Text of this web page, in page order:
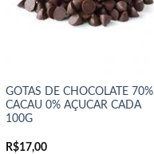
GOTAS DE CHOCOLATE 70%
CACAU 0% AÇUCAR CADA
100G
R$17,00